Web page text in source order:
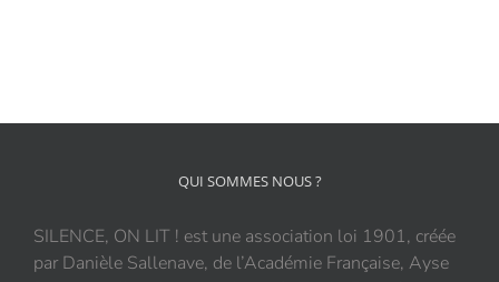
QUI SOMMES NOUS ?
SILENCE, ON LIT ! est une association loi 1901, créée
par Danièle Sallenave, de l’Académie Française, Ayse